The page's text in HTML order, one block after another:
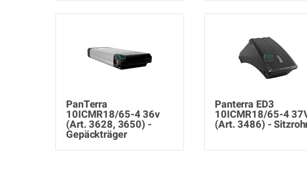
PanTerra
10ICMR18/65-4 36v
(Art. 3628, 3650) -
Gepäckträger
Panterra ED3
10ICMR18/65-4
(Art. 3486) -